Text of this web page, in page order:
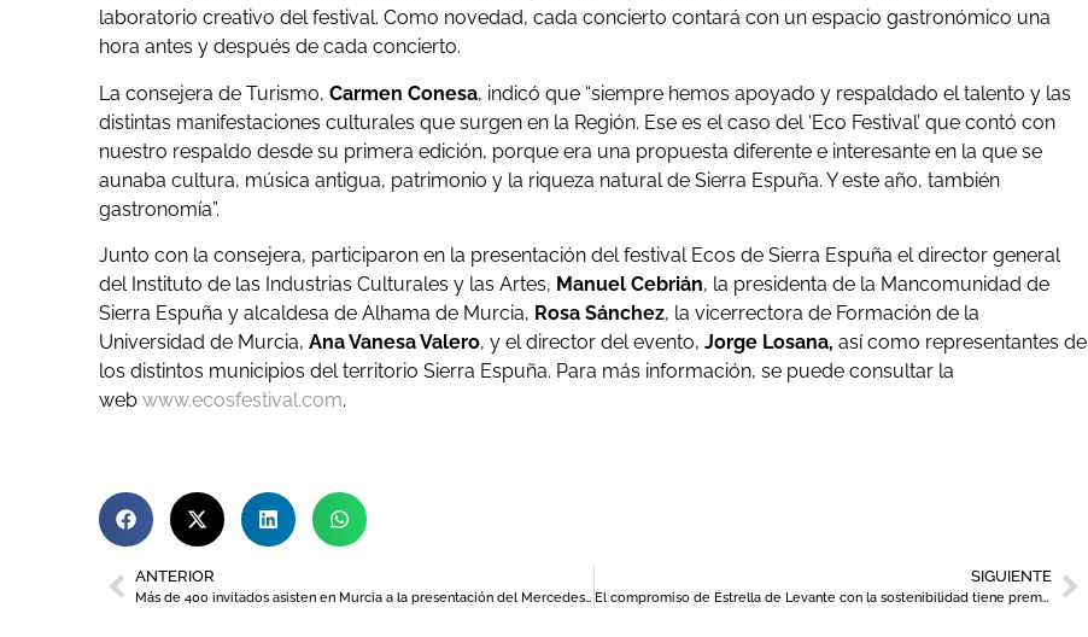
laboratorio creativo del festival. Como novedad, cada concierto contará con un espacio gastronómico una
hora antes y después de cada concierto.
La consejera de Turismo, Carmen Conesa, indicó que “siempre hemos apoyado y respaldado el talento y las
distintas manifestaciones culturales que surgen en la Región. Ese es el caso del ‘Eco Festival’ que contó con
nuestro respaldo desde su primera edición, porque era una propuesta diferente e interesante en la que se
aunaba cultura, música antigua, patrimonio y la riqueza natural de Sierra Espuña. Y este año, también
gastronomía”.
Junto con la consejera, participaron en la presentación del festival Ecos de Sierra Espuña el director general
del Instituto de las Industrias Culturales y las Artes, Manuel Cebrián, la presidenta de la Mancomunidad de
Sierra Espuña y alcaldesa de Alhama de Murcia, Rosa Sánchez, la vicerrectora de Formación de la
Universidad de Murcia, Ana Vanesa Valero, y el director del evento, Jorge Losana, así como representantes de
los distintos municipios del territorio Sierra Espuña. Para más información, se puede consultar la
web www.ecosfestival.com.
ANTERIOR
Más de 400 invitados asisten en Murcia a la presentación del Mercedes-Benz CLA eléctrico, símbolo del lujo sostenible
SIGUIENTE
El compromiso de Estrella de Levante con la sostenibilidad tiene premio: la cervecera murciana recibe tres galardones